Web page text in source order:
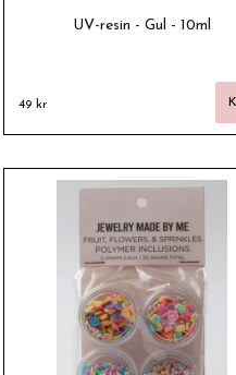
UV-resin - Gul - 10ml
49 kr